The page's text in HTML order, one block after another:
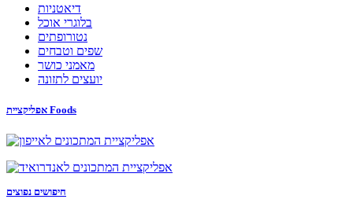
דיאטניות
בלוגרי אוכל
נטורופתים
שפים וטבחים
מאמני כושר
יועצים לתזונה
אפליקציית Foods
חיפושים נפוצים